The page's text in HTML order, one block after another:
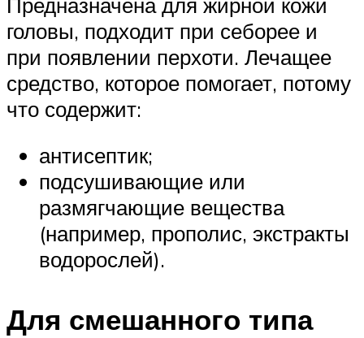
головы, подходит при себорее и
при появлении перхоти. Лечащее
средство, которое помогает, потому
что содержит:
антисептик;
подсушивающие или
размягчающие вещества
(например, прополис, экстракты
водорослей).
Для смешанного типа